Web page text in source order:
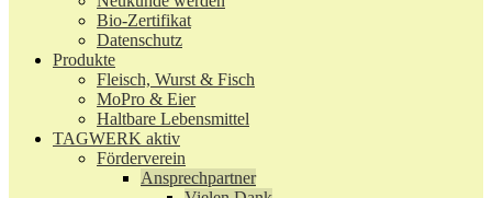
Bio-Zertifikat
Datenschutz
Produkte
Fleisch, Wurst & Fisch
MoPro & Eier
Haltbare Lebensmittel
TAGWERK aktiv
Förderverein
Ansprechpartner